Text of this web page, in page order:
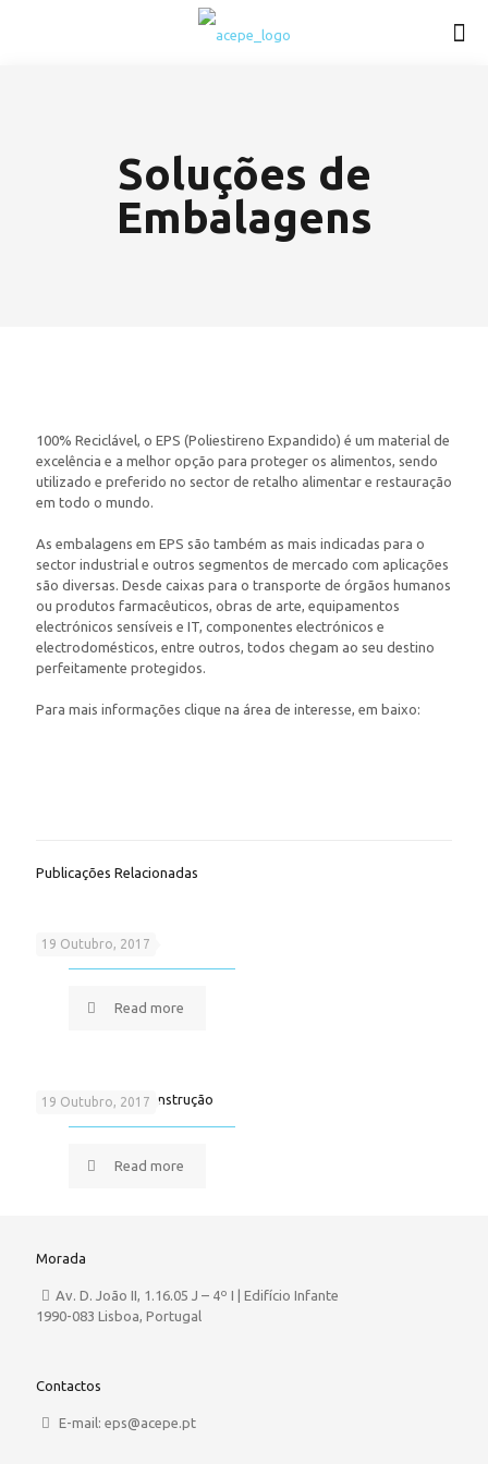
Soluções de
Embalagens
100% Reciclável, o EPS (Poliestireno Expandido) é um material de
excelência e a melhor opção para proteger os alimentos, sendo
utilizado e preferido no sector de retalho alimentar e restauração
em todo o mundo.
As embalagens em EPS são também as mais indicadas para o
sector industrial e outros segmentos de mercado com aplicações
são diversas. Desde caixas para o transporte de órgãos humanos
ou produtos farmacêuticos, obras de arte, equipamentos
electrónicos sensíveis e IT, componentes electrónicos e
electrodomésticos, entre outros, todos chegam ao seu destino
perfeitamente protegidos.
Para mais informações clique na área de interesse, em baixo:
Publicações Relacionadas
19 Outubro, 2017
Outras Aplicações
Read more
19 Outubro, 2017
Soluções para a Construção
Read more
Morada
Av. D. João II, 1.16.05 J – 4º I | Edifício Infante
1990-083 Lisboa, Portugal
Contactos
E-mail: eps@acepe.pt